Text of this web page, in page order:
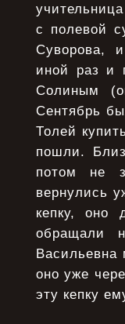
с полевой
Суворова,
иной раз и
Солиным
Сентябрь
Толей
пошли.
потом не
вернулись
кепку, оно
обращали
Васильевна
оно уже
эту кепку